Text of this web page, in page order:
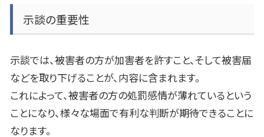
示談の重要性
示談では、被害者の方が加害者を許すこと、そして被害届
などを取り下げることが、内容に含まれます。
これによって、被害者の方の処罰感情が薄れているという
ことになり、様々な場面で有利な判断が期待できることに
なります。